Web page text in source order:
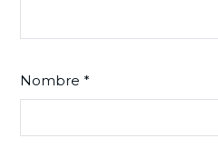
Nombre *